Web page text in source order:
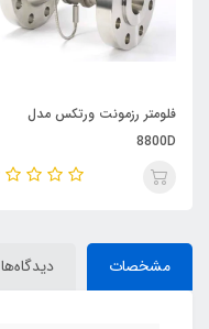
فلومتر رزمونت ورتکس مدل
8800D
مشخصات دیدگاه‌ها